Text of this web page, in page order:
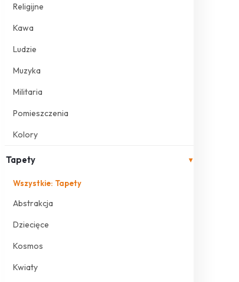
Religijne
Kawa
Ludzie
Muzyka
Militaria
Pomieszczenia
Kolory
Tapety ▾
Wszystkie: Tapety
Abstrakcja
Dziecięce
Kosmos
Kwiaty